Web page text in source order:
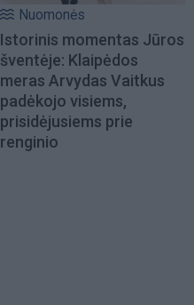
Nuomonės
Istorinis momentas Jūros
šventėje: Klaipėdos
meras Arvydas Vaitkus
padėkojo visiems,
prisidėjusiems prie
renginio